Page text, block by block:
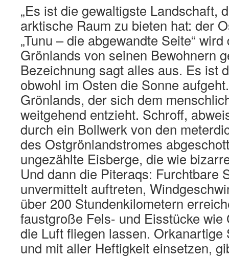
„Es ist die gewaltigste Landschaft,
arktische Raum zu bieten hat: der
„Tunu – die abgewandte Seite“
Grönlands von seinen Bewohnern
Bezeichnung sagt alles aus. Es ist
obwohl im Osten die Sonne
Grönlands, der sich dem
weitgehend entzieht. Schroff,
durch ein Bollwerk von den
des Ostgrönlandstromes
ungezählte Eisberge, die wie
Und dann die Piteraqs: Furchtbare
unvermittelt auftreten,
über 200 Stundenkilometern
faustgroße Fels- und Eisstücke wie
die Luft fliegen lassen. Orkanartige
und mit aller Heftigkeit einsetzen,